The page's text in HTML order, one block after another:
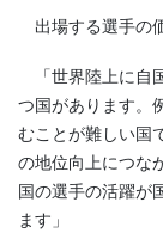
出場する選手の
「世界陸上に自
つ国があります。
むことが難しい国
の地位向上につな
国の選手の活躍が
ます」